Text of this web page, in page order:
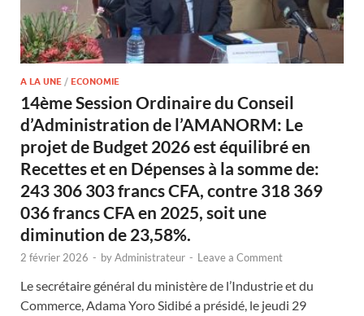
A LA UNE / ECONOMIE
14ème Session Ordinaire du Conseil
d’Administration de l’AMANORM: Le
projet de Budget 2026 est équilibré en
Recettes et en Dépenses à la somme de:
243 306 303 francs CFA, contre 318 369
036 francs CFA en 2025, soit une
diminution de 23,58%.
2 février 2026 - byAdministrateur - Leave a Comment
Le secrétaire général du ministère de l’Industrie et du
Commerce, Adama Yoro Sidibé a présidé, le jeudi 29